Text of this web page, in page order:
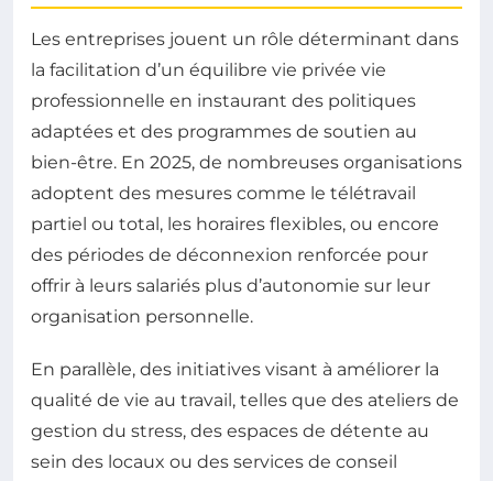
Les entreprises jouent un rôle déterminant dans
la facilitation d’un équilibre vie privée vie
professionnelle en instaurant des politiques
adaptées et des programmes de soutien au
bien-être. En 2025, de nombreuses organisations
adoptent des mesures comme le télétravail
partiel ou total, les horaires flexibles, ou encore
des périodes de déconnexion renforcée pour
offrir à leurs salariés plus d’autonomie sur leur
organisation personnelle.
En parallèle, des initiatives visant à améliorer la
qualité de vie au travail, telles que des ateliers de
gestion du stress, des espaces de détente au
sein des locaux ou des services de conseil